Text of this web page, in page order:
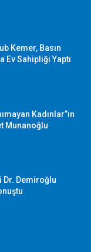
Kemer, Basın
Ev Sahipliği Yaptı
Kadınlar”ın
Munanoğlu
Dr. Demiroğlu